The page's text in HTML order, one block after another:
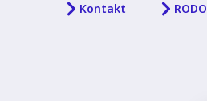
Kontakt RODO